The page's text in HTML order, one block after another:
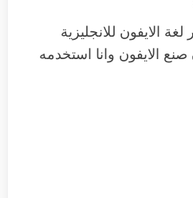
الايفون للانجليزية
الايفون وانا استخدمه